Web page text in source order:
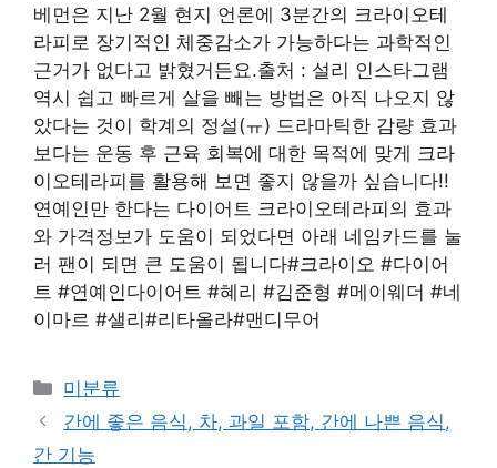
베먼은 지난 2월 현지 언론에 3분간의 크라이오테
라피로 장기적인 체중감소가 가능하다는 과학적인
근거가 없다고 밝혔거든요.출처 : 설리 인스타그램
역시 쉽고 빠르게 살을 빼는 방법은 아직 나오지 않
았다는 것이 학계의 정설(ㅠ) 드라마틱한 감량 효과
보다는 운동 후 근육 회복에 대한 목적에 맞게 크라
이오테라피를 활용해 보면 좋지 않을까 싶습니다!!
연예인만 한다는 다이어트 크라이오테라피의 효과
와 가격정보가 도움이 되었다면 아래 네임카드를 눌
러 팬이 되면 큰 도움이 됩니다#크라이오 #다이어
트 #연예인다이어트 #혜리 #김준형 #메이웨더 #네
이마르 #샐리#리타올라#맨디무어
Categories
미분류
간에 좋은 음식, 차, 과일 포함, 간에 나쁜 음식,
간 기능